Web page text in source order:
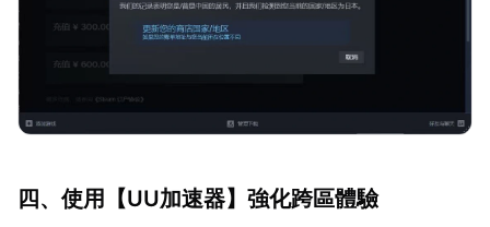
四、使用【UU加速器】強化跨區體驗